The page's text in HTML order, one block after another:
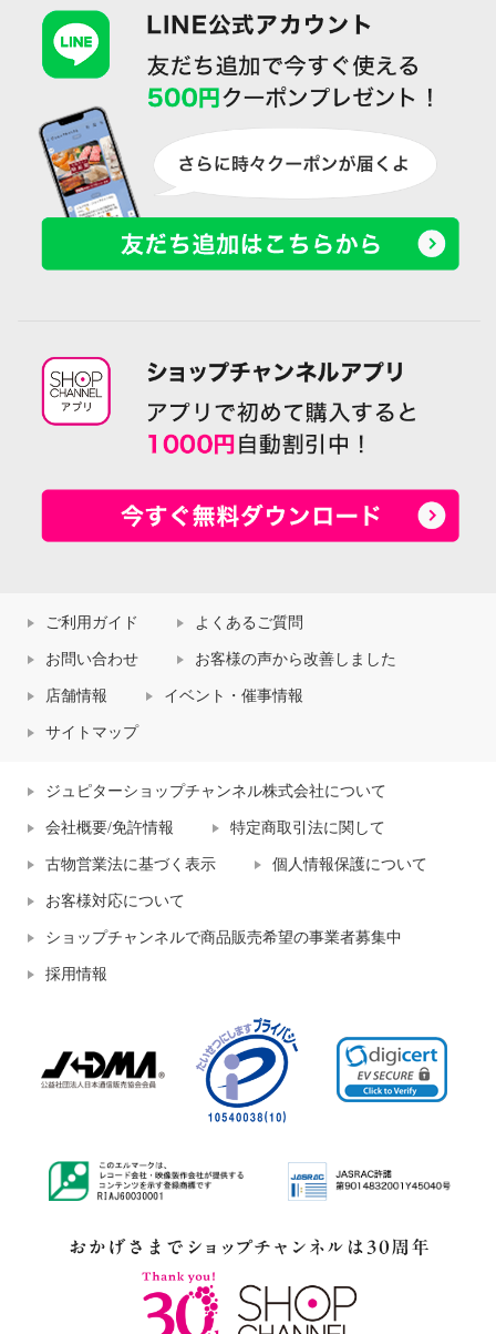
ご利用ガイド よくあるご質問
お問い合わせ お客様の声から改善しました
店舗情報 イベント・催事情報
サイトマップ
ジュピターショップチャンネル株式会社について
会社概要/免許情報 特定商取引法に関して
古物営業法に基づく表示 個人情報保護について
お客様対応について
ショップチャンネルで商品販売希望の事業者募集中
採用情報